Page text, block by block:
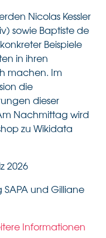
Nicolas Kessler
sowie Baptiste de
Beispiele
in ihren
machen. Im
die
dieser
Nachmittag wird
zu Wikidata
2026
SAPA und Gilliane
Informationen